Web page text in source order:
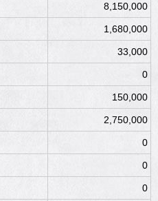
8,150,000
1,680,000
33,000
0
150,000
2,750,000
0
0
0